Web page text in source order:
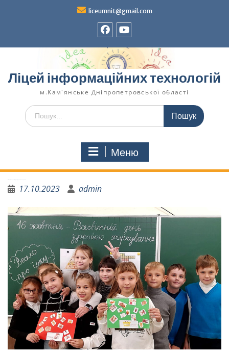
liceumnit@gmail.com
Ліцей інформаційних технологій
м.Кам'янське Дніпропетровської області
Меню
17.10.2023 admin